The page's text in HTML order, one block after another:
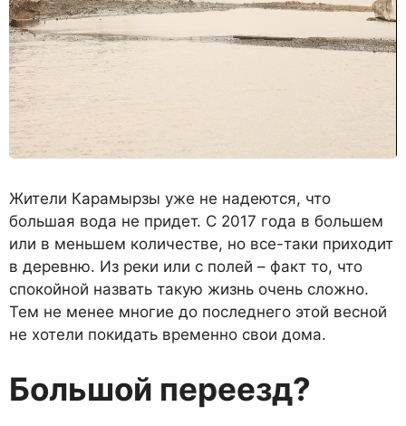
Жители Кара­мырзы уже не надеются, что
большая вода не придет. С 2017 года в боль­шем
или в меньшем количестве, но все-таки приходит
в деревню. Из реки или с полей – факт то, что
спокойной назвать такую жизнь очень сложно.
Тем не менее многие до последнего этой весной
не хотели покидать временно свои дома.
Большой переезд?